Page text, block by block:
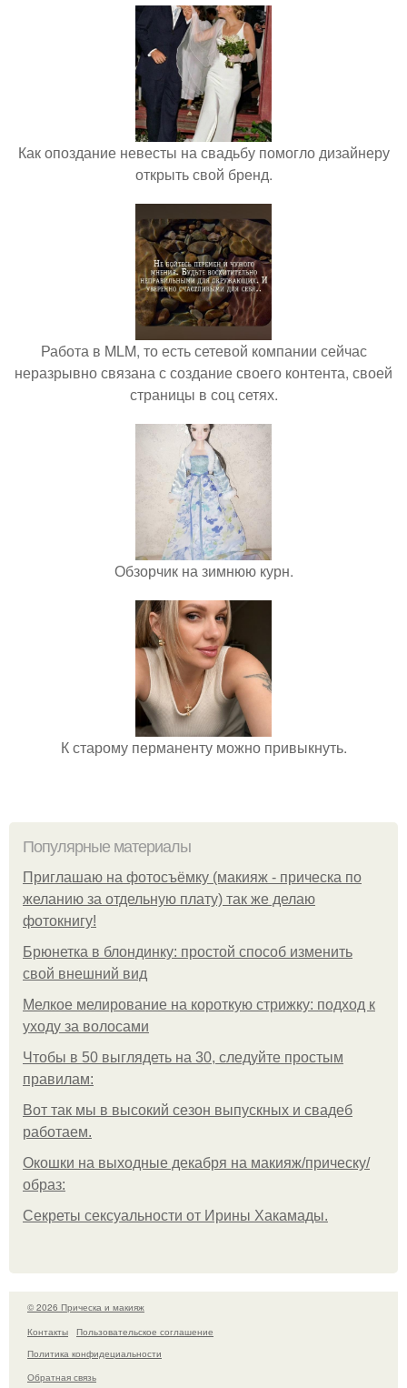
Как опоздание невесты на свадьбу помогло дизайнеру
открыть свой бренд.
Работа в MLM, то есть сетевой компании сейчас
неразрывно связана с создание своего контента, своей
страницы в соц сетях.
Обзорчик на зимнюю курн.
К старому перманенту можно привыкнуть.
Популярные материалы
Приглашаю на фотосъёмку (макияж - прическа по
желанию за отдельную плату) так же делаю
фотокнигу!
Брюнетка в блондинку: простой способ изменить
свой внешний вид
Мелкое мелирование на короткую стрижку: подход к
уходу за волосами
Чтобы в 50 выглядеть на 30, следуйте простым
правилам:
Вот так мы в высокий сезон выпускных и свадеб
работаем.
Окошки на выходные декабря на макияж/прическу/
образ:
Секреты сексуальности от Ирины Хакамады.
© 2026 Прическа и макияж
Контакты
Пользовательское соглашение
Политика конфидециальности
Обратная связь